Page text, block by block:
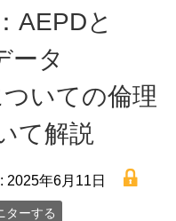
AEPDと
ータ
いての倫理
て解説
2025年6月11日 lock
ターする